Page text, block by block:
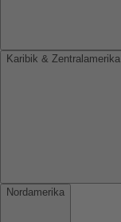
Karibik & Zentralamerika
Nordamerika